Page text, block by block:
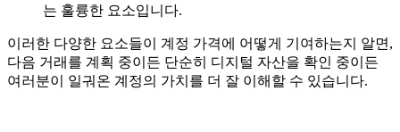
는 훌륭한 요소입니다.
이러한 다양한 요소들이 계정 가격에 어떻게 기여하는지 알면,
다음 거래를 계획 중이든 단순히 디지털 자산을 확인 중이든
여러분이 일궈온 계정의 가치를 더 잘 이해할 수 있습니다.